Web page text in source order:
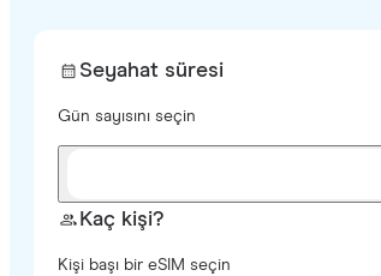
Seyahat süresi
Gün sayısını seçin
Kaç kişi?
Kişi başı bir eSIM seçin